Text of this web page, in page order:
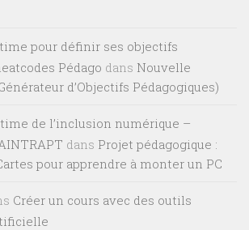
pour définir ses objectifs
Pédago dans Nouvelle
d’Objectifs Pédagogiques)
de l’inclusion numérique –
dans Projet pédagogique :
pour apprendre à monter un PC
Créer un cours avec des outils